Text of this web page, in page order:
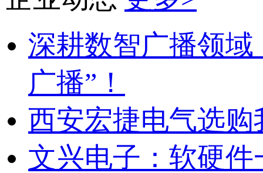
深耕数智广播领
广播”！
西安宏捷电气选购
文兴电子：软硬